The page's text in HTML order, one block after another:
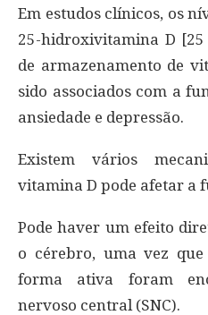
Em estudos clínicos, os
25-hidroxivitamina D
de armazenamento de
sido associados com a
ansiedade e depressão.
Existem vários
vitamina D pode afetar a
Pode haver um efeito
o cérebro, uma vez
forma ativa foram
nervoso central (SNC).